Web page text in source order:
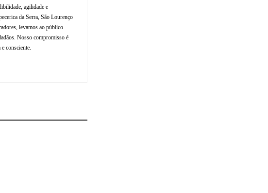
agilidade e
da Serra, São Lourenço
levamos ao público
Nosso compromisso é
consciente.